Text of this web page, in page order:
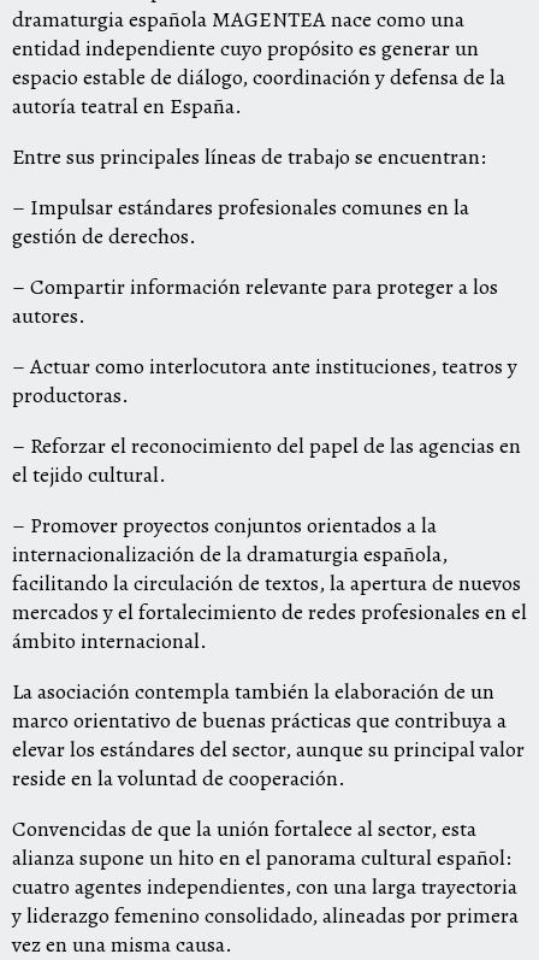
dramaturgia española MAGENTEA nace como una
entidad independiente cuyo propósito es generar un
espacio estable de diálogo, coordinación y defensa de la
autoría teatral en España.
Entre sus principales líneas de trabajo se encuentran:
– Impulsar estándares profesionales comunes en la
gestión de derechos.
– Compartir información relevante para proteger a los
autores.
– Actuar como interlocutora ante instituciones, teatros y
productoras.
– Reforzar el reconocimiento del papel de las agencias en
el tejido cultural.
– Promover proyectos conjuntos orientados a la
internacionalización de la dramaturgia española,
facilitando la circulación de textos, la apertura de nuevos
mercados y el fortalecimiento de redes profesionales en el
ámbito internacional.
La asociación contempla también la elaboración de un
marco orientativo de buenas prácticas que contribuya a
elevar los estándares del sector, aunque su principal valor
reside en la voluntad de cooperación.
Convencidas de que la unión fortalece al sector, esta
alianza supone un hito en el panorama cultural español:
cuatro agentes independientes, con una larga trayectoria
y liderazgo femenino consolidado, alineadas por primera
vez en una misma causa.